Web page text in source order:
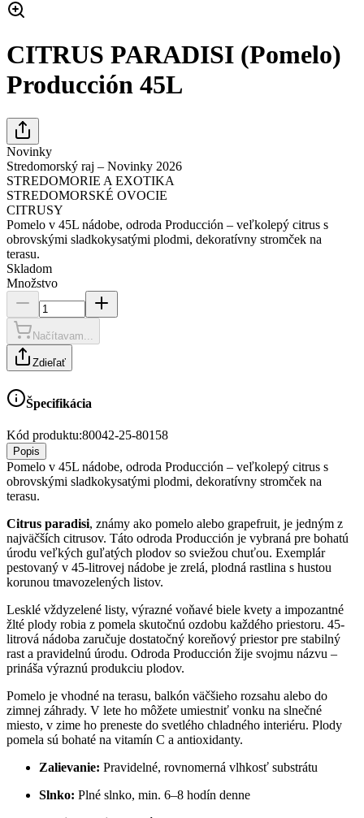
CITRUS PARADISI (Pomelo)
Producción 45L
Novinky
Stredomorský raj – Novinky 2026
STREDOMORIE A EXOTIKA
STREDOMORSKÉ OVOCIE
CITRUSY
Pomelo v 45L nádobe, odroda Producción – veľkolepý citrus s
obrovskými sladkokysatými plodmi, dekoratívny stromček na
terasu.
Skladom
Množstvo
Načítavam...
Zdieľať
Špecifikácia
Kód produktu:80042-25-80158
Popis
Pomelo v 45L nádobe, odroda Producción – veľkolepý citrus s
obrovskými sladkokysatými plodmi, dekoratívny stromček na
terasu.
Citrus paradisi, známy ako pomelo alebo grapefruit, je jedným z
najväčších citrusov. Táto odroda Producción je vybraná pre bohatú
úrodu veľkých guľatých plodov so sviežou chuťou. Exemplár
pestovaný v 45-litrovej nádobe je zrelá, plodná rastlina s hustou
korunou tmavozelených listov.
Lesklé vždyzelené listy, výrazné voňavé biele kvety a impozantné
žlté plody robia z pomela skutočnú ozdobu každého priestoru. 45-
litrová nádoba zaručuje dostatočný koreňový priestor pre stabilný
rast a pravidelnú úrodu. Odroda Producción žije svojmu názvu –
prináša výraznú produkciu plodov.
Pomelo je vhodné na terasu, balkón väčšieho rozsahu alebo do
zimnej záhrady. V lete ho môžete umiestniť vonku na slnečné
miesto, v zime ho preneste do svetlého chladného interiéru. Plody
pomela sú bohaté na vitamín C a antioxidanty.
Zalievanie: Pravidelné, rovnomerná vlhkosť substrátu
Slnko: Plné slnko, min. 6–8 hodín denne